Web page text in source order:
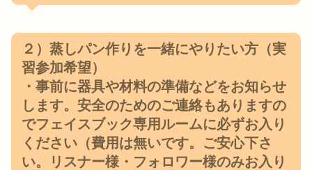
２）蒸しパン作りを一緒にやりたい方（実
習参加希望）
・事前に器具や材料の準備などをお知らせ
します。安全のためのご連絡もありますの
でフェイスブック専用ルームに必ずお入り
ください（費用は無いです。ご安心下さ
い。リスナー様・フォロワー様のみお入り